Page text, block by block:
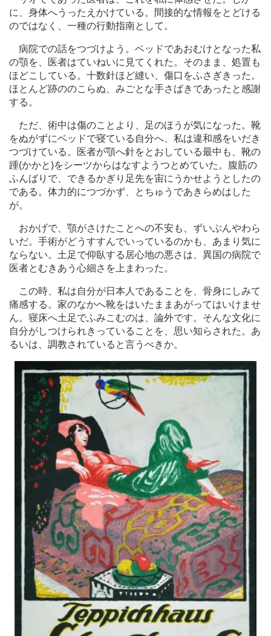
に、身体へうったえかけている。間接的な情報をとどける
のではなく、一種の行動指南として。
病院での話をつづけよう。ベッドであおむけとなった私
の顎を、医者はていねいに見てくれた。そのまま、処置も
ほどこしている。十数針ほど縫い、傷口をふさぎきった。
ほとんど跡ののこらぬ、みごとな手さばきであったと感謝
する。
ただ、術中は傷のことより、足のほうが気になった。靴
をぬがずにベッドで寝ている自分へ、私は違和感をいだき
つづけている。医者が顎へ針をとおしている最中も、靴の
踵(かかと)をシーツからはなすようつとめていた。腹筋の
ふんばりで、できるかぎり足先を宙にうかせようとしたの
である。体力的につづかず、とちゅうであきらめはした
が。
おかげで、顎がさけたことへの不安も、ずいぶんやわら
いだ。手術がどうすすんでいっているのかも、あまり気に
ならない。土足で仰臥する居心地の悪さは、異国の病院で
医者とむきあう心細さを上まわった。
この時、私は自分が日本人であることを、骨身にしみて
痛感する。家のなかへ靴をはいたままあがってはいけませ
ん。寝床へ土足でふみこむのは、論外です。そんな文化に
自分がしつけられきっていることを、思い知らされた。あ
るいは、調教されていると言うべきか。